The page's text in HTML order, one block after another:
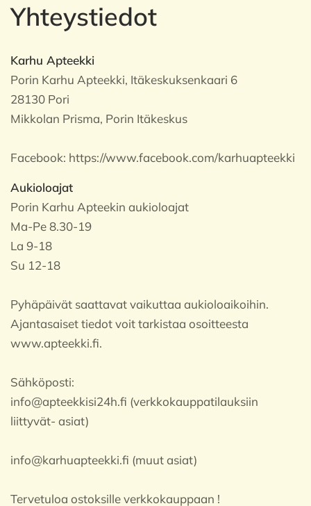
Yhteystiedot
Karhu Apteekki
Porin Karhu Apteekki, Itäkeskuksenkaari 6
28130 Pori
Mikkolan Prisma, Porin Itäkeskus
Facebook: https://www.facebook.com/karhuapteekki
Aukioloajat
Porin Karhu Apteekin aukioloajat
Ma-Pe 8.30-19
La 9-18
Su 12-18
Pyhäpäivät saattavat vaikuttaa aukioloaikoihin.
Ajantasaiset tiedot voit tarkistaa osoitteesta
www.apteekki.fi.
Sähköposti:
info@apteekkisi24h.fi (verkkokauppatilauksiin
liittyvät- asiat)
info@karhuapteekki.fi (muut asiat)
Tervetuloa ostoksille verkkokauppaan !